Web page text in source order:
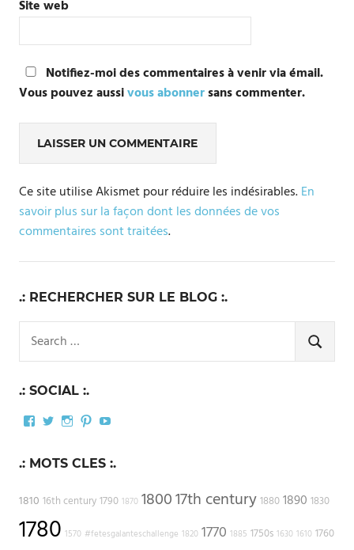
Site web
Notifiez-moi des commentaires à venir via émail.
Vous pouvez aussivous abonnersans commenter.
Ce site utilise Akismet pour réduire les indésirables.En
savoir plus sur la façon dont les données de vos
commentaires sont traitées.
.: RECHERCHER SUR LE BLOG :.
for:
SEARCH
.: SOCIAL :.
Facebook
TwitterInstagram
PinterestYouTube
.: MOTS CLES :.
1810 16th century 1790 1870 180017th century 1880 1890 1830
1780 1570 #fetesgalanteschallenge 1820 1770 1885 1750s 1630 1610 1760